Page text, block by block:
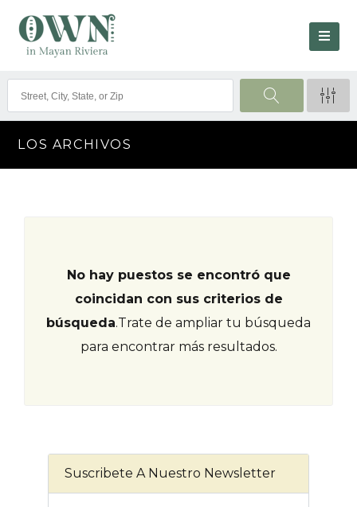
LOS ARCHIVOS
No hay puestos se encontró que
coincidan con sus criterios de
búsqueda.Trate de ampliar tu búsqueda
para encontrar más resultados.
Suscribete A Nuestro Newsletter